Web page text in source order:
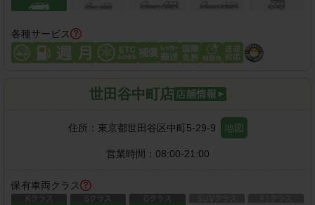
各種サービス
世田谷中町店
住所： 東京都世田谷区中町5-29-9 地図
営業時間： 08:00-21:00
保有車両クラス